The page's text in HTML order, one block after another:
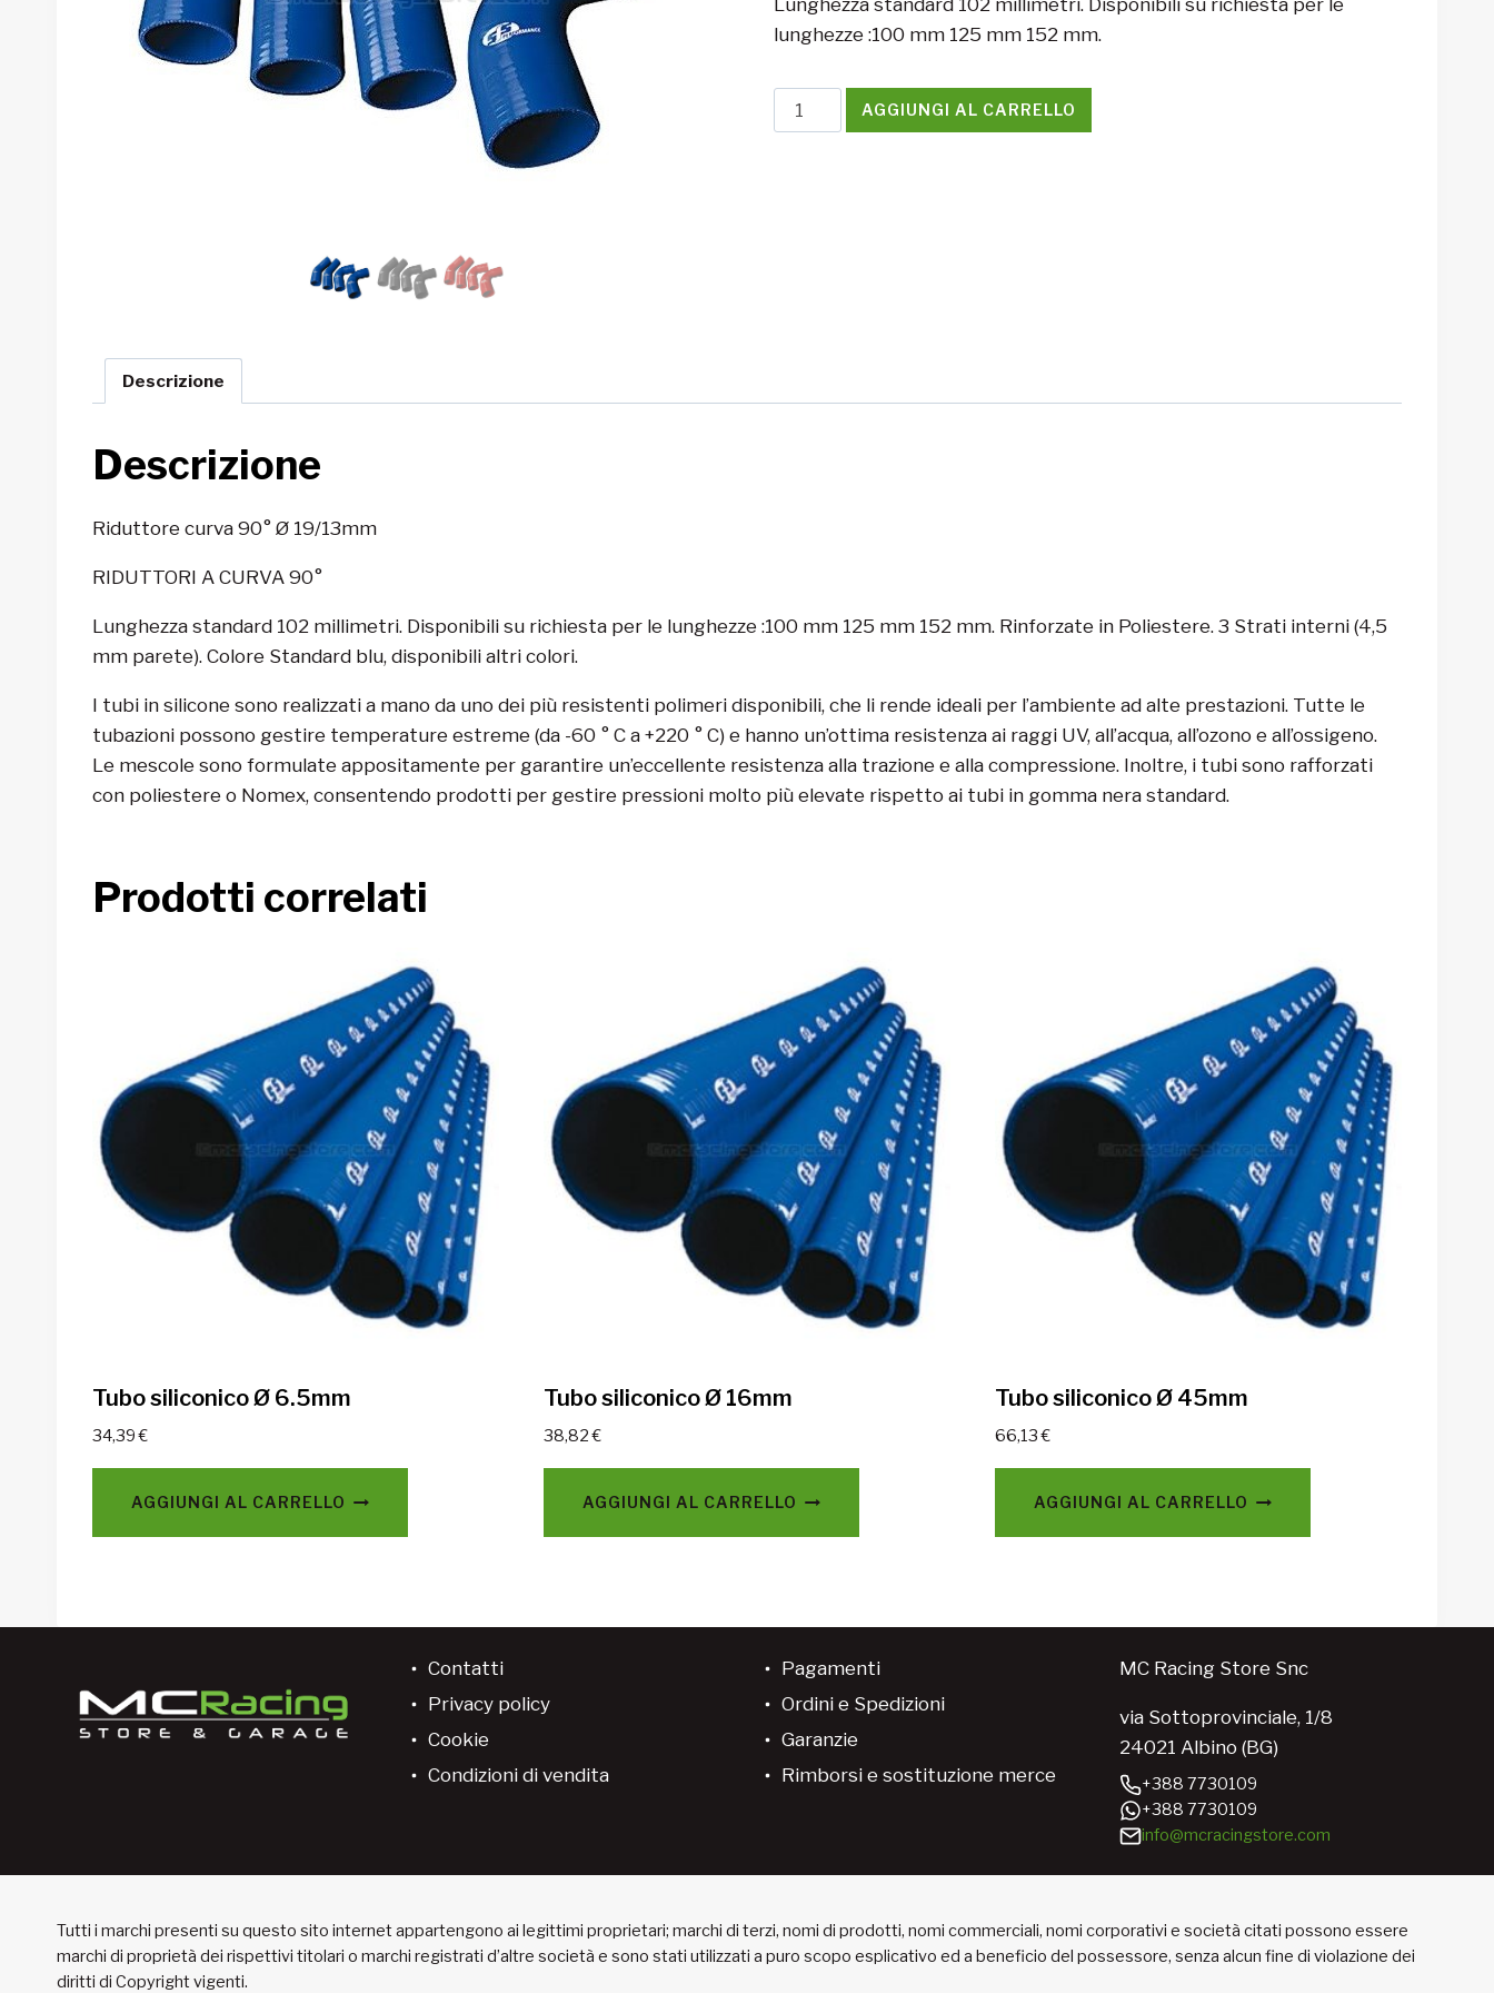
lunghezze :100 mm 125 mm 152 mm.
Riduttore
curva
AGGIUNGI AL CARRELLO
Descrizione
Descrizione
Riduttore curva 90° Ø 19/13mm
RIDUTTORI A CURVA 90°
Lunghezza standard 102 millimetri. Disponibili su richiesta per le lunghezze :100 mm 125 mm 152 mm. Rinforzate in Poliestere. 3 Strati interni (4,5
mm parete). Colore Standard blu, disponibili altri colori.
I tubi in silicone sono realizzati a mano da uno dei più resistenti polimeri disponibili, che li rende ideali per l’ambiente ad alte prestazioni. Tutte le
tubazioni possono gestire temperature estreme (da -60 ° C a +220 ° C) e hanno un’ottima resistenza ai raggi UV, all’acqua, all’ozono e all’ossigeno.
Le mescole sono formulate appositamente per garantire un’eccellente resistenza alla trazione e alla compressione. Inoltre, i tubi sono rafforzati
con poliestere o Nomex, consentendo prodotti per gestire pressioni molto più elevate rispetto ai tubi in gomma nera standard.
Prodotti correlati
Tubo siliconico Ø 6.5mm
34,39€
AGGIUNGI AL CARRELLO
Tubo siliconico Ø 16mm
38,82€
AGGIUNGI AL CARRELLO
Tubo siliconico Ø 45mm
66,13€
AGGIUNGI AL CARRELLO
Contatti
Privacy policy
Cookie
Condizioni di vendita
Pagamenti
Ordini e Spedizioni
Garanzie
Rimborsi e sostituzione merce
MC Racing Store Snc
via Sottoprovinciale, 1/8
24021 Albino (BG)
+388 7730109
+388 7730109
info@mcracingstore.com
Tutti i marchi presenti su questo sito internet appartengono ai legittimi proprietari; marchi di terzi, nomi di prodotti, nomi commerciali, nomi corporativi e società citati possono essere
marchi di proprietà dei rispettivi titolari o marchi registrati d’altre società e sono stati utilizzati a puro scopo esplicativo ed a beneficio del possessore, senza alcun fine di violazione dei
diritti di Copyright vigenti.